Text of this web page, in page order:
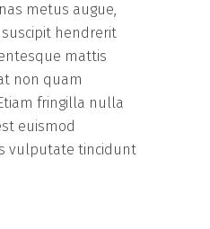
metus augue,
hendrerit
mattis
non quam
fringilla nulla
euismod
vulputate tincidunt